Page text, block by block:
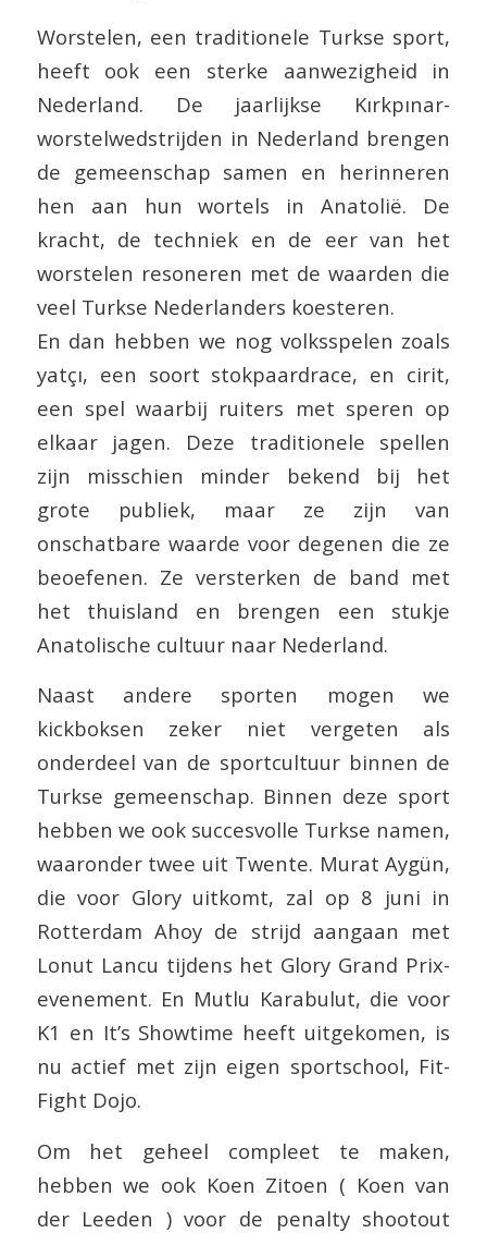
Worstelen, een traditionele Turkse sport,
heeft ook een sterke aanwezigheid in
Nederland. De jaarlijkse Kırkpınar-
worstelwedstrijden in Nederland brengen
de gemeenschap samen en herinneren
hen aan hun wortels in Anatolië. De
kracht, de techniek en de eer van het
worstelen resoneren met de waarden die
veel Turkse Nederlanders koesteren.
En dan hebben we nog volksspelen zoals
yatçı, een soort stokpaardrace, en cirit,
een spel waarbij ruiters met speren op
elkaar jagen. Deze traditionele spellen
zijn misschien minder bekend bij het
grote publiek, maar ze zijn van
onschatbare waarde voor degenen die ze
beoefenen. Ze versterken de band met
het thuisland en brengen een stukje
Anatolische cultuur naar Nederland.
Naast andere sporten mogen we
kickboksen zeker niet vergeten als
onderdeel van de sportcultuur binnen de
Turkse gemeenschap. Binnen deze sport
hebben we ook succesvolle Turkse namen,
waaronder twee uit Twente. Murat Aygün,
die voor Glory uitkomt, zal op 8 juni in
Rotterdam Ahoy de strijd aangaan met
Lonut Lancu tijdens het Glory Grand Prix-
evenement. En Mutlu Karabulut, die voor
K1 en It’s Showtime heeft uitgekomen, is
nu actief met zijn eigen sportschool, Fit-
Fight Dojo.
Om het geheel compleet te maken,
hebben we ook Koen Zitoen ( Koen van
der Leeden ) voor de penalty shootout